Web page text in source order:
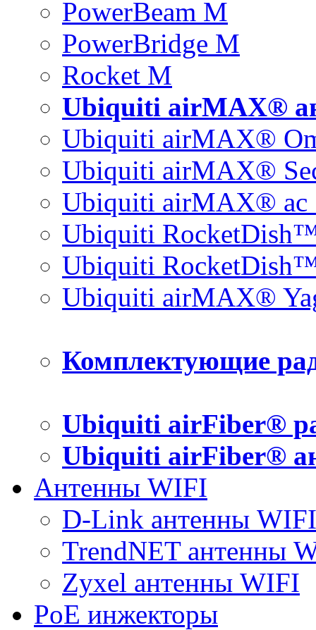
PowerBeam M
PowerBridge M
Rocket M
Ubiquiti airMAX®
Ubiquiti airMAX®
Ubiquiti airMAX®
Ubiquiti airMAX® ac
Ubiquiti
Ubiquiti
Ubiquiti airMAX®
Комплектующие
Ubiquiti airFiber®
Ubiquiti airFiber®
Антенны WIFI
D-Link антенны WIFI
TrendNET антенны
Zyxel антенны WIFI
PoE инжекторы